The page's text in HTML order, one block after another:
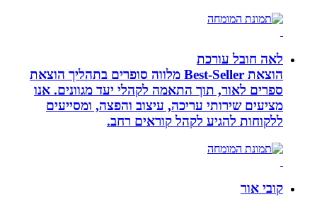
לאה חובל עורכת
הוצאת Best-Seller מלווה סופרים בתהליך הוצאת
ספרים לאור, תוך התאמה לקהלי יעד מגוונים. אנו
מציעים שירותי עריכה, עיצוב והפצה, ומסייעים
ללקוחות להגיע לקהל קוראים רחב.
קובי אור